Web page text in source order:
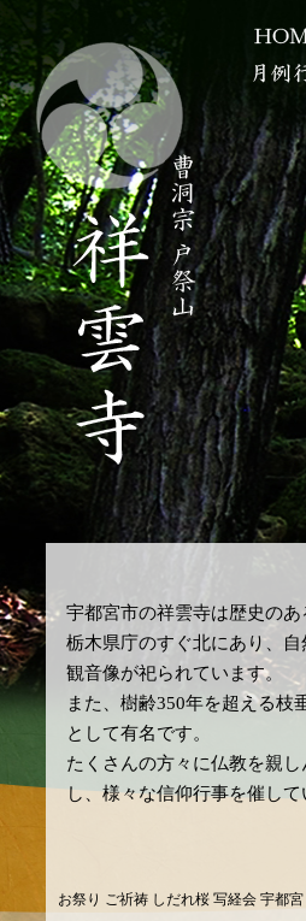
宇都宮市の祥雲寺は歴史の
栃木県庁のすぐ北にあり、
観音像が祀られています。
また、樹齢350年を超える枝
として有名です。
たくさんの方々に仏教を親
し、様々な信仰行事を催して
お祭り ご祈祷 しだれ桜 写経会 宇都